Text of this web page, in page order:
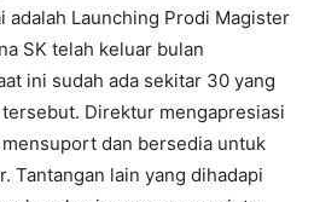
adalah Launching Prodi Magister
SK telah keluar bulan
ini sudah ada sekitar 30 yang
Direktur mengapresiasi
dan bersedia untuk
Tantangan lain yang dihadapi